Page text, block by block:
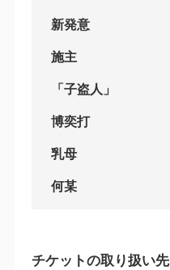
新発意
施主
「子盗人」
博奕打
乳母
何某
チケットの取り扱い先